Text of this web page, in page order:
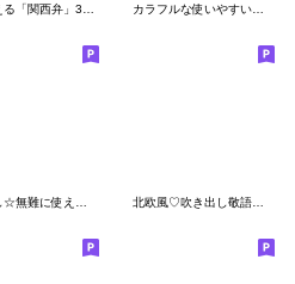
毎日使える「関西弁」3家族の会話・連絡 カラフルな使いやすい☆文字入り絵文字
北欧風♡吹き出し敬語ミニスタンプ